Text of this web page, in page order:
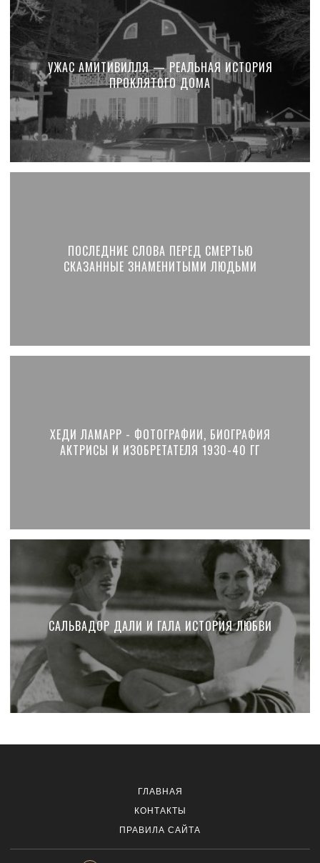
УЖАС АМИТИВИЛЛЯ — РЕАЛЬНАЯ ИСТОРИЯ
ПРОКЛЯТОГО ДОМА
ПОСЛЕДНИЕ СЛОВА ПЕРЕД СМЕРТЬЮ
СКАЗАННЫЕ ЗНАМЕНИТЫМИ ЛЮДЬМИ
ХЕДИ ЛАМАРР - ФОТОГРАФИИ, БИОГРАФИЯ
АКТРИСЫ И ИЗОБРЕТАТЕЛЯ 1930-40 ГГ
САЛЬВАДОР ДАЛИ И ГАЛА ИСТОРИЯ ЛЮБВИ
ГЛАВНАЯ
КОНТАКТЫ
ПРАВИЛА САЙТА